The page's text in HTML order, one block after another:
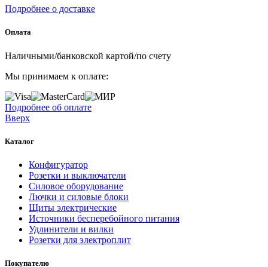
Подробнее о доставке
Оплата
Наличными/банковской картой/по счету
Мы принимаем к оплате:
Подробнее об оплате
Вверх
Каталог
Конфигуратор
Розетки и выключатели
Силовое оборудование
Лючки и силовые блоки
Щиты электрические
Источники бесперебойного питания
Удлинители и вилки
Розетки для электроплит
Покупателю